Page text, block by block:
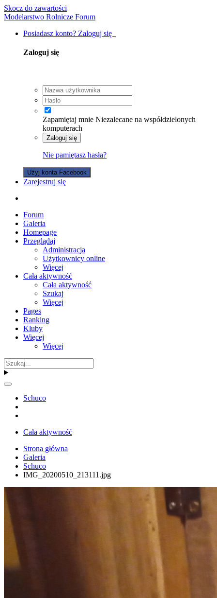
Skocz do zawartości
Modelarstwo Rolnicze Forum
Posiadasz konto? Zaloguj się
Zaloguj się
Zapamiętaj mnie Niezalecane na współdzielonych
komputerach
Zaloguj się
Nie pamiętasz hasła?
Użyj konta Facebook
Zarejestruj się
Forum
Galeria
Homepage
Przeglądaj
Administracja
Użytkownicy online
Więcej
Cała aktywność
Cała aktywność
Szukaj
Więcej
Pages
Ranking
Kluby
Więcej
Więcej
Schuco
Cała aktywność
Strona główna
Galeria
Schuco
IMG_20200510_213111.jpg